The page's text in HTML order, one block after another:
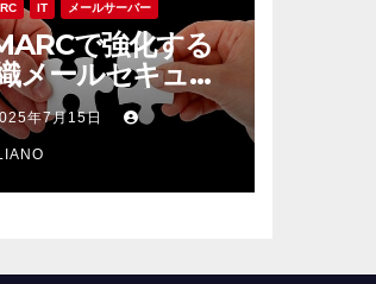
IT メールサーバー
で強化する
メールセキュリ
運用と設定の最
年7月15日